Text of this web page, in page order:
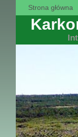
Strona główna